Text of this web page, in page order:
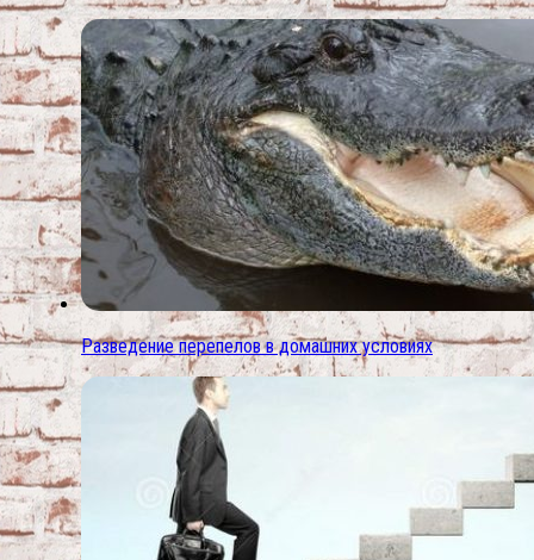
Разведение перепелов в домашних условиях